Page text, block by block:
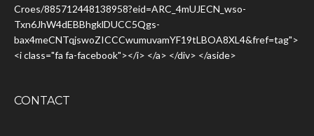
Croes/885712448138958?eid=ARC_4mUJECN_wso-
Txn6JhW4dEBBhgklDUCC5Qgs-
bax4meCNTqjswoZICCCwumuvamYF19tLBOA8XL4&fref=tag">
<i class="fa fa-facebook"></i> </a> </div> </aside>
CONTACT